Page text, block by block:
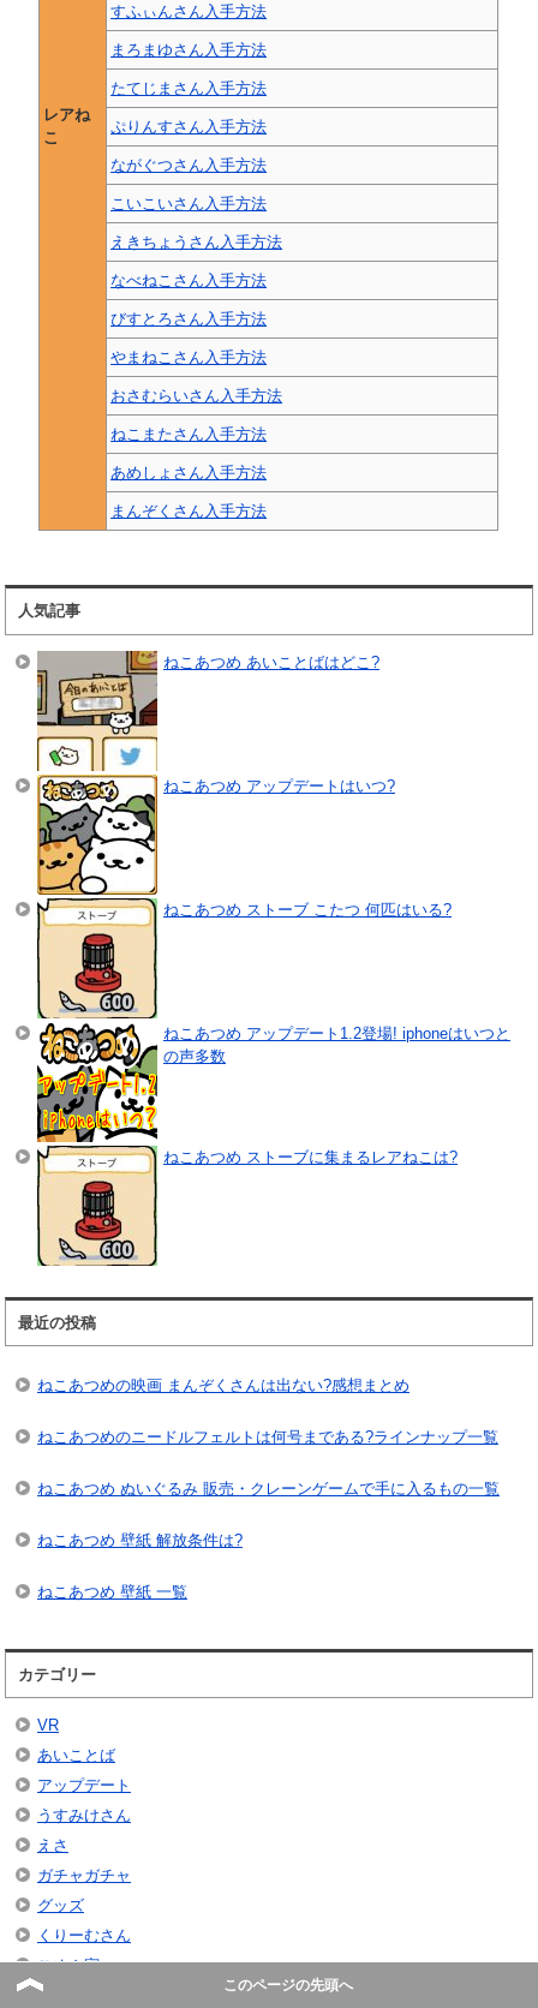
レアね
こ
すふぃんさん入手方法
まろまゆさん入手方法
たてじまさん入手方法
ぷりんすさん入手方法
ながぐつさん入手方法
こいこいさん入手方法
えきちょうさん入手方法
なべねこさん入手方法
びすとろさん入手方法
やまねこさん入手方法
おさむらいさん入手方法
ねこまたさん入手方法
あめしょさん入手方法
まんぞくさん入手方法
人気記事
ねこあつめ あいことばはどこ?
ねこあつめ アップデートはいつ?
ねこあつめ ストーブ こたつ 何匹はいる?
ねこあつめ アップデート1.2登場! iphoneはいつと
の声多数
ねこあつめ ストーブに集まるレアねこは?
最近の投稿
ねこあつめの映画 まんぞくさんは出ない?感想まとめ
ねこあつめのニードルフェルトは何号まである?ラインナップ一覧
ねこあつめ ぬいぐるみ 販売・クレーンゲームで手に入るもの一覧
ねこあつめ 壁紙 解放条件は?
ねこあつめ 壁紙 一覧
カテゴリー
VR
あいことば
アップデート
うすみけさん
えさ
ガチャガチャ
グッズ
くりーむさん
ごめん寝
コンプリート
このページの先頭へ